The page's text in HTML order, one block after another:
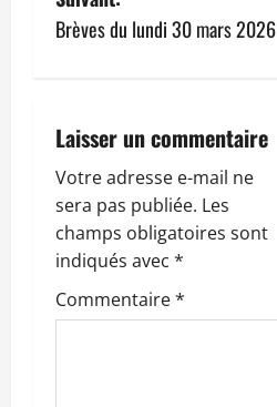
i
t
i
o
n
Brèves du lundi 30 mars 2026
Laisser un commentaire
Votre adresse e-mail ne
sera pas publiée. Les
champs obligatoires sont
indiqués avec *
Commentaire*